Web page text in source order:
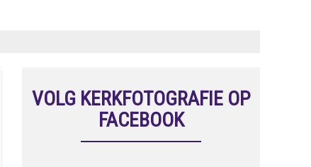
VOLG KERKFOTOGRAFIE OP
FACEBOOK